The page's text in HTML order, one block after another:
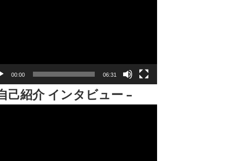
00:00 06:31
己紹介 インタビュー –